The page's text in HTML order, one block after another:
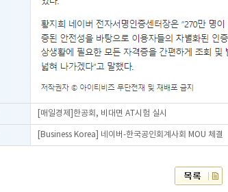
[매일경제]한공회, 비대면 AT시험 실시
[Business Korea] 네이버-한국공인회계사회 MOU 체결